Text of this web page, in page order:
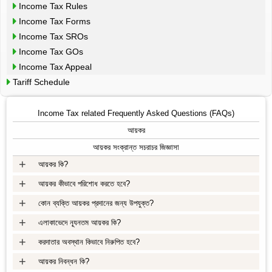
Income Tax Rules
Income Tax Forms
Income Tax SROs
Income Tax GOs
Income Tax Appeal
Tariff Schedule
Income Tax related Frequently Asked Questions (FAQs)
আয়কর
আয়কর সংক্রান্ত সচরাচর জিজ্ঞাসা
আয়কর কি?
+
আয়কর কীভাবে পরিশোধ করতে হবে?
+
কোন ব্যক্তি আয়কর প্রদানের জন্য উপযুক্ত?
+
এলাকাভেদে ন্যূনতম আয়কর কি?
+
করদাতার অবস্থান কিভাবে নিরুপিত হবে?
+
আয়কর নিবন্ধন কি?
+